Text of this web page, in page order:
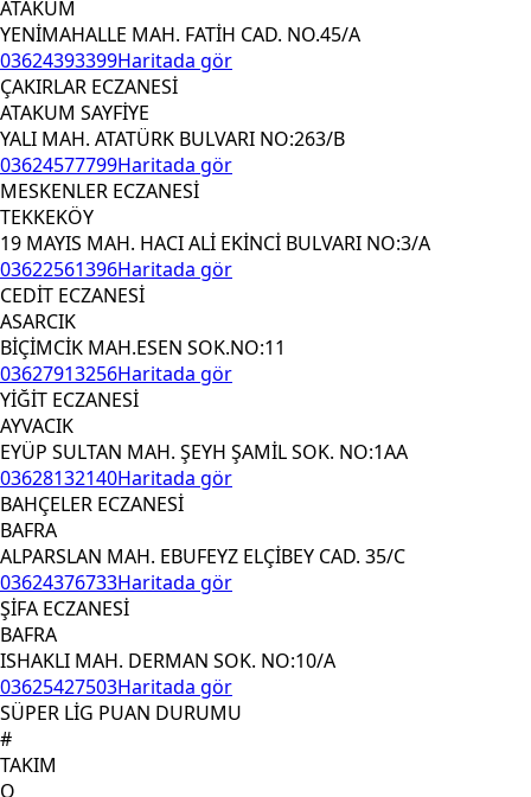
ATAKUM
YENİMAHALLE MAH. FATİH CAD. NO.45/A
03624393399Haritada gör
ÇAKIRLAR ECZANESİ
ATAKUM SAYFİYE
YALI MAH. ATATÜRK BULVARI NO:263/B
03624577799Haritada gör
MESKENLER ECZANESİ
TEKKEKÖY
19 MAYIS MAH. HACI ALİ EKİNCİ BULVARI NO:3/A
03622561396Haritada gör
CEDİT ECZANESİ
ASARCIK
BİÇİMCİK MAH.ESEN SOK.NO:11
03627913256Haritada gör
YİĞİT ECZANESİ
AYVACIK
EYÜP SULTAN MAH. ŞEYH ŞAMİL SOK. NO:1AA
03628132140Haritada gör
BAHÇELER ECZANESİ
BAFRA
ALPARSLAN MAH. EBUFEYZ ELÇİBEY CAD. 35/C
03624376733Haritada gör
ŞİFA ECZANESİ
BAFRA
ISHAKLI MAH. DERMAN SOK. NO:10/A
03625427503Haritada gör
SÜPER LİG PUAN DURUMU
#
TAKIM
O